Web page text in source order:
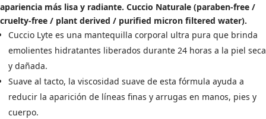
apariencia más lisa y radiante. Cuccio Naturale (paraben-free /
cruelty-free / plant derived / purified micron filtered water).
Cuccio Lyte es una mantequilla corporal ultra pura que brinda
emolientes hidratantes liberados durante 24 horas a la piel seca
y dañada.
Suave al tacto, la viscosidad suave de esta fórmula ayuda a
reducir la aparición de líneas finas y arrugas en manos, pies y
cuerpo.